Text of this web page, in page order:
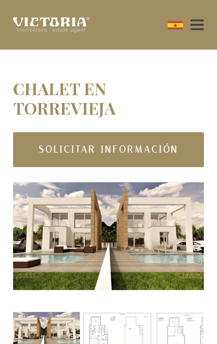
CHALET EN
TORREVIEJA
SOLICITAR INFORMACIÓN